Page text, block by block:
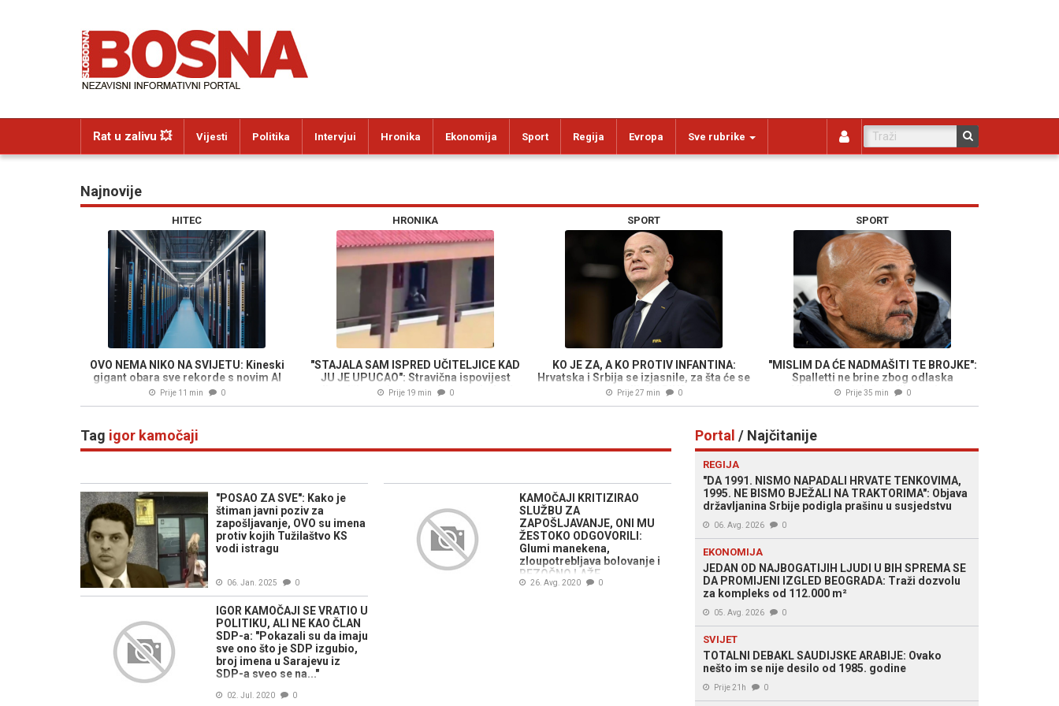
Rat u zalivu 💥 Vijesti Politika Intervjui Hronika Ekonomija Sport Regija Evropa Sve rubrike
Najnovije
HITEC
OVO NEMA NIKO NA SVIJETU: Kineski
gigant obara sve rekorde s novim AI
centrom
Prije 11 min 0
HRONIKA
"STAJALA SAM ISPRED UČITELJICE KAD
JU JE UPUCAO": Stravična ispovijest
djevojčice nakon masakra u uglednoj
Prije 19 min 0
SPORT
KO JE ZA, A KO PROTIV INFANTINA:
Hrvatska i Srbija se izjasnile, za šta će se
opredijeliti BiH?
Prije 27 min 0
SPORT
"MISLIM DA ĆE NADMAŠITI TE BROJKE":
Spalletti ne brine zbog odlaska
Vlahovića, polaže velike nade u
Prije 35 min 0
Tag igor kamočaji
"POSAO ZA SVE": Kako je
štiman javni poziv za
zapošljavanje, OVO su imena
protiv kojih Tužilaštvo KS
vodi istragu
06. Jan. 2025 0
KAMOČAJI KRITIZIRAO
SLUŽBU ZA
ZAPOŠLJAVANJE, ONI MU
ŽESTOKO ODGOVORILI:
Glumi manekena,
zloupotrebljava bolovanje i
BEZOČNO LAŽE
26. Avg. 2020 0
IGOR KAMOČAJI SE VRATIO U
POLITIKU, ALI NE KAO ČLAN
SDP-a: "Pokazali su da imaju
sve ono što je SDP izgubio,
broj imena u Sarajevu iz
SDP-a sveo se na..."
02. Jul. 2020 0
Portal / Najčitanije
REGIJA
"DA 1991. NISMO NAPADALI HRVATE TENKOVIMA,
1995. NE BISMO BJEŽALI NA TRAKTORIMA": Objava
državljanina Srbije podigla prašinu u susjedstvu
06. Avg. 2026 0
EKONOMIJA
JEDAN OD NAJBOGATIJIH LJUDI U BIH SPREMA SE
DA PROMIJENI IZGLED BEOGRADA: Traži dozvolu
za kompleks od 112.000 m²
05. Avg. 2026 0
SVIJET
TOTALNI DEBAKL SAUDIJSKE ARABIJE: Ovako
nešto im se nije desilo od 1985. godine
Prije 21h 0